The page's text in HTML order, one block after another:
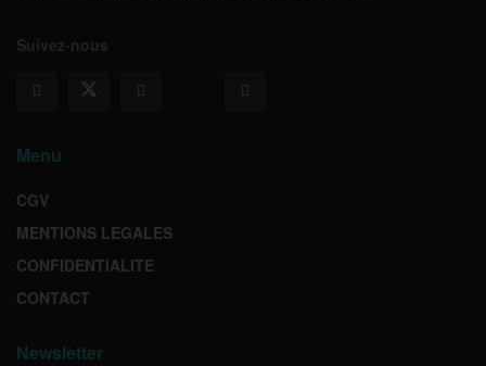
Suivez-nous
Menu
CGV
MENTIONS LEGALES
CONFIDENTIALITE
CONTACT
Newsletter